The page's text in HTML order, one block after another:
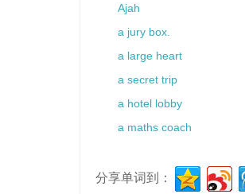
Ajah
a jury box.
a large heart
a secret trip
a hotel lobby
a maths coach
分享单词到：